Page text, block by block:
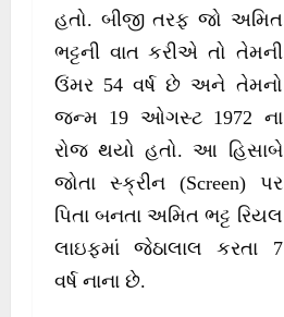
હતો. બીજી તરફ જો અમિત
ભટ્ટની વાત કરીએ તો તેમની
ઉંમર 54 વર્ષ છે અને તેમનો
જન્મ 19 ઓગસ્ટ 1972 ના
રોજ થયો હતો. આ હિસાબે
જોતા સ્ક્રીન (Screen) પર
પિતા બનતા અમિત ભટ્ટ રિયલ
લાઇફમાં જેઠાલાલ કરતા 7
વર્ષ નાના છે.